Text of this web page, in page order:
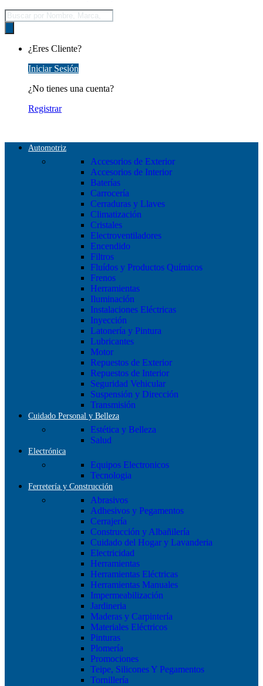
Búsqueda
de
productos
¿Eres Cliente?
Iniciar Sesión
¿No tienes una cuenta?
Registrar
Automotriz
Accesorios de Exterior
Accesorios de Interior
Baterías
Carrocería
Cerraduras y Llaves
Climatización
Cristales
Electroventiladores
Encendido
Filtros
Fluídos y Productos Químicos
Frenos
Herramientas
Iluminación
Instalaciones Eléctricas
Inyección
Latonería y Pintura
Lubricantes
Motor
Repuestos de Exterior
Repuestos de Interior
Seguridad Vehicular
Suspensión y Dirección
Transmisión
Cuidado Personal y Belleza
Estética y Belleza
Salud
Electrónica
Equipos Electronicos
Tecnologia
Ferretería y Construcción
Abrasivos
Adhesivos y Pegamentos
Cerrajería
Construcción y Albañilería
Cuidado del Hogar y Lavanderia
Electricidad
Herramientas
Herramientas Eléctricas
Herramientas Manuales
Impermeabilización
Jardineria
Maderas y Carpintería
Materiales Eléctricos
Pinturas
Plomería
Promociones
Teipe, Silicones Y Pegamentos
Tornillería